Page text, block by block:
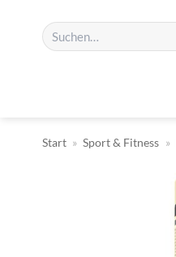
springen
Suchen
nach:
Start » Sport & Fitness »